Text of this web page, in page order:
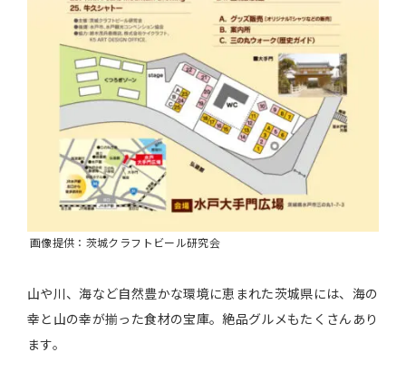
画像提供：茨城クラフトビール研究会
山や川、海など自然豊かな環境に恵まれた茨城県には、海の
幸と山の幸が揃った食材の宝庫。絶品グルメもたくさんあり
ます。